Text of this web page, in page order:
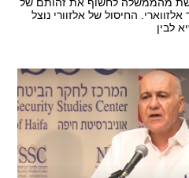
החיסול של אלזוורי נוצל
לבין